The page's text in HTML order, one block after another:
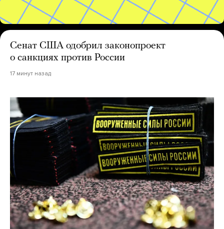
Сенат США одобрил законопроект
о санкциях против России
17 минут назад